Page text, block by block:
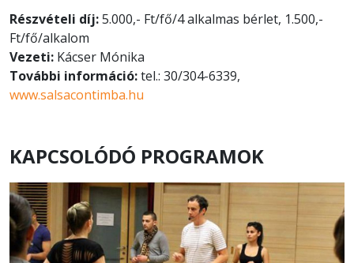
Részvételi díj:5.000,- Ft/fő/4 alkalmas bérlet, 1.500,-
Ft/fő/alkalom
Vezeti: Kácser Mónika
További információ:tel.: 30/304-6339,
www.salsacontimba.hu
KAPCSOLÓDÓ PROGRAMOK